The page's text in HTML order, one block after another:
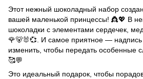
Этот нежный шоколадный набор
вашей маленькой принцессы! 👸💖 В
шоколадки с элементами сердечек,
🌹🐻🐰💞. И самое приятное —
изменить, чтобы передать особенные
🥰💬
Это идеальный подарок, чтобы